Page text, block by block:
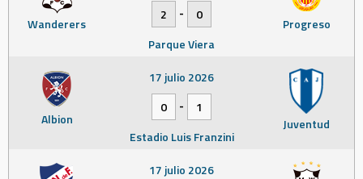
Wanderers Progreso
2
-
0
Parque Viera
Albion Juventud
17 julio 2026
0
-
1
Estadio Luis Franzini
17 julio 2026